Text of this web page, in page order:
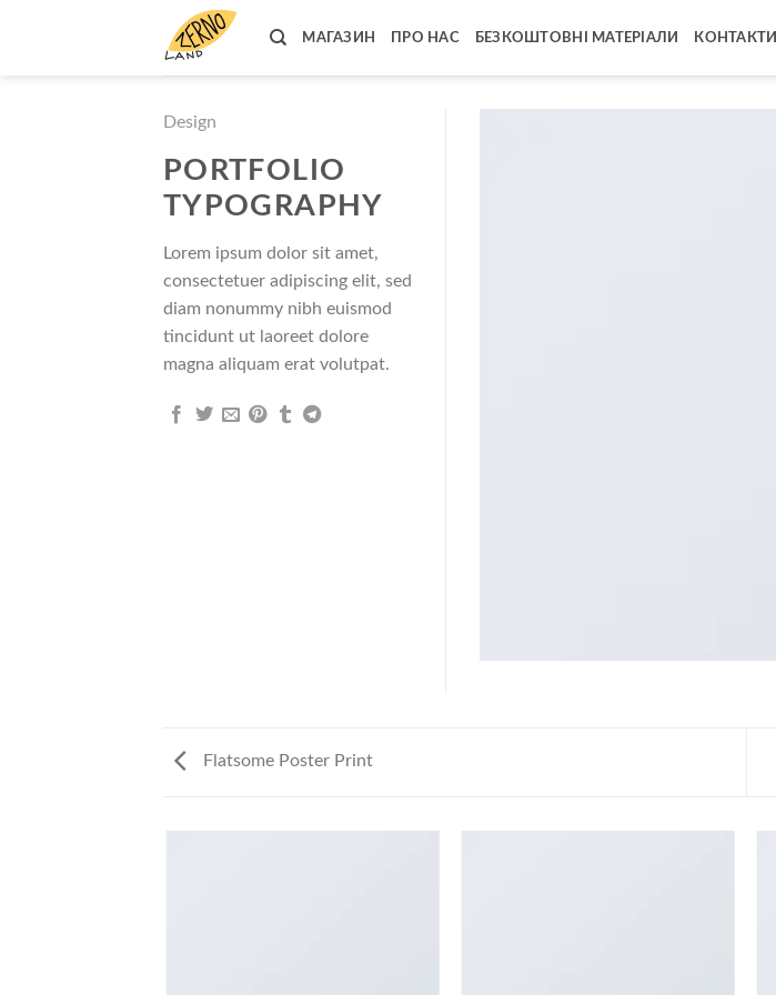
МАГАЗИН ПРО НАС БЕЗКОШТОВНІ МАТЕРІАЛИ КОНТАКТИ
Design
PORTFOLIO
TYPOGRAPHY
Lorem ipsum dolor sit amet,
consectetuer adipiscing elit, sed
diam nonummy nibh euismod
tincidunt ut laoreet dolore
magna aliquam erat volutpat.
Flatsome Poster Print